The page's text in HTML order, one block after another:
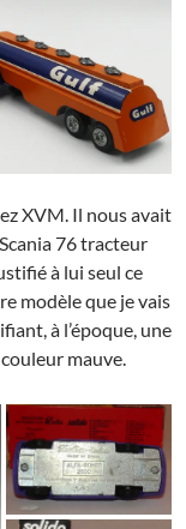
XVM. Il nous avait
76 tracteur
à lui seul ce
modèle que je vais
à l’époque, une
mauve.